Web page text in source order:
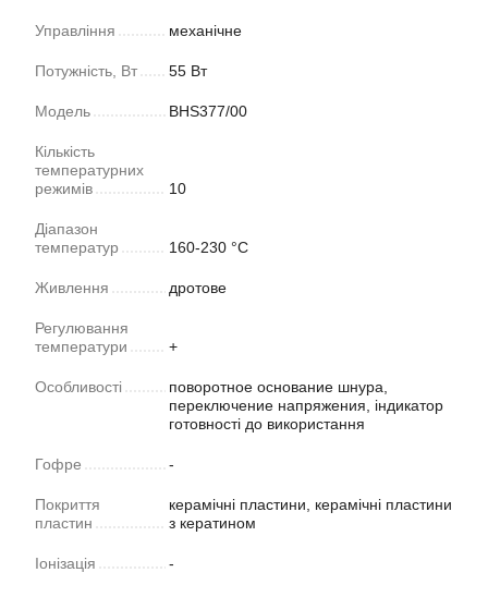
Управління механічне
Потужність, Вт 55 Вт
Модель BHS377/00
Кількість
температурних
режимів
10
Діапазон
температур
160-230 °С
Живлення дротове
Регулювання
температури
+
Особливості
поворотное основание шнура,
переключение напряжения, індикатор
готовності до використання
Гофре -
Покриття
пластин
керамічні пластини, керамічні пластини
з кератином
Іонізація -